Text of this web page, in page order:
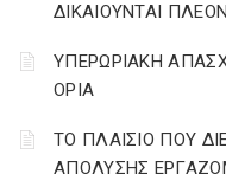
ΔΙΚΑΙΟΥΝΤΑΙ
ΥΠΕΡΩΡΙΑΚΗ
ΟΡΙΑ
ΤΟ ΠΛΑΙΣΙΟ ΠΟΥ
ΑΠΟΛΥΣΗΣ